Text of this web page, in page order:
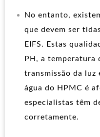
No entanto,
que devem ser
EIFS. Estas
PH, a temperatura
transmissão da luz
água do HPMC é
especialistas têm
corretamente.